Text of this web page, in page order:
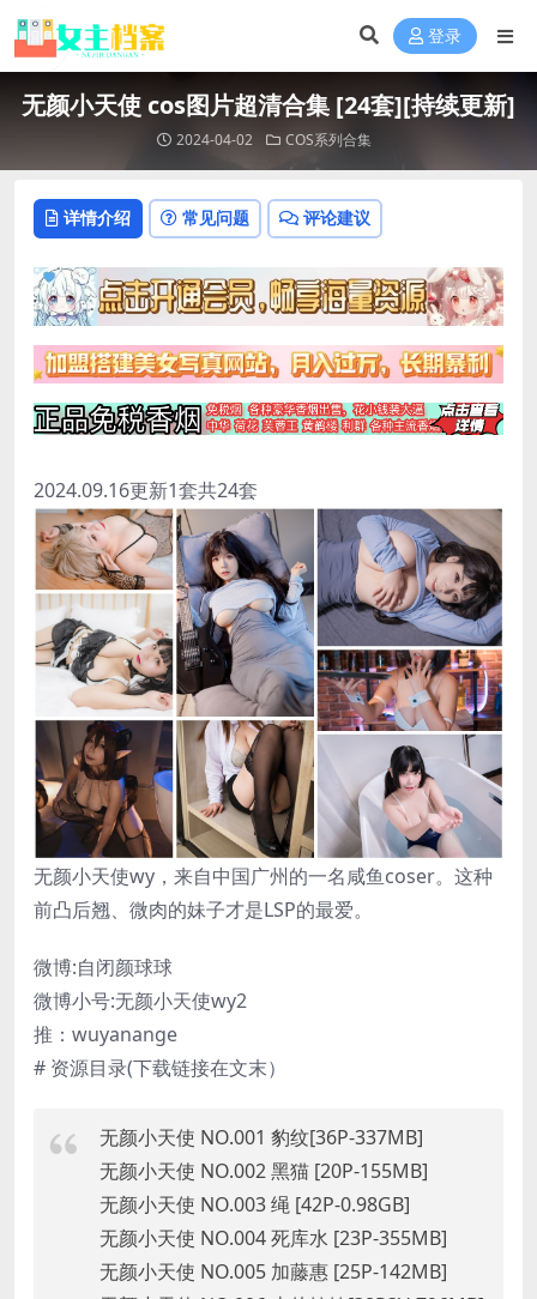
登录
无颜小天使 cos图片超清合集 [24套][持续更新]
2024-04-02 COS系列合集
详情介绍 常见问题 评论建议
2024.09.16更新1套共24套
无颜小天使wy，来自中国广州的一名咸鱼coser。这种
前凸后翘、微肉的妹子才是LSP的最爱。
微博:自闭颜球球
微博小号:无颜小天使wy2
推：wuyanange
# 资源目录(下载链接在文末）
无颜小天使 NO.001 豹纹[36P-337MB]
无颜小天使 NO.002 黑猫 [20P-155MB]
无颜小天使 NO.003 绳 [42P-0.98GB]
无颜小天使 NO.004 死库水 [23P-355MB]
无颜小天使 NO.005 加藤惠 [25P-142MB]